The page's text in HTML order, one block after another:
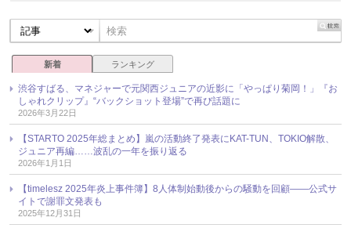
新着 ランキング
渋谷すばる、マネジャーで元関西ジュニアの近影に「やっぱり菊岡！」『お
しゃれクリップ』“バックショット登場”で再び話題に
2026年3月22日
【STARTO 2025年総まとめ】嵐の活動終了発表にKAT-TUN、TOKIO解散、
ジュニア再編……波乱の一年を振り返る
2026年1月1日
【timelesz 2025年炎上事件簿】8人体制始動後からの騒動を回顧――公式サ
イトで謝罪文発表も
2025年12月31日